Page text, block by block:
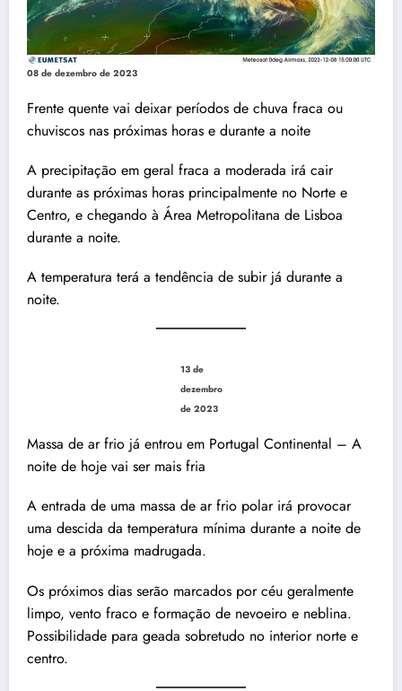
08 de dezembro de 2023
Frente quente vai deixar períodos de chuva fraca ou
chuviscos nas próximas horas e durante a noite
A precipitação em geral fraca a moderada irá cair
durante as próximas horas principalmente no Norte e
Centro, e chegando à Área Metropolitana de Lisboa
durante a noite.
A temperatura terá a tendência de subir já durante a
noite.
13 de
dezembro
de 2023
Massa de ar frio já entrou em Portugal Continental – A
noite de hoje vai ser mais fria
A entrada de uma massa de ar frio polar irá provocar
uma descida da temperatura mínima durante a noite de
hoje e a próxima madrugada.
Os próximos dias serão marcados por céu geralmente
limpo, vento fraco e formação de nevoeiro e neblina.
Possibilidade para geada sobretudo no interior norte e
centro.